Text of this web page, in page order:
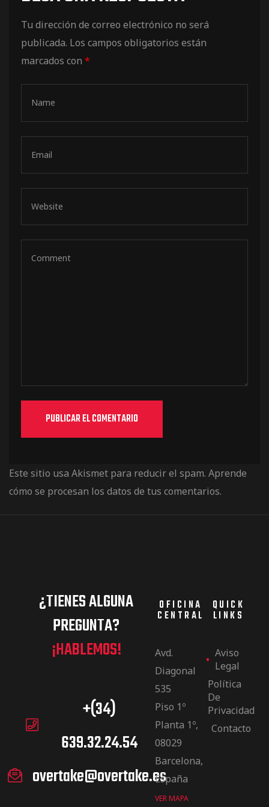
Tu dirección de correo electrónico no será
publicada. Los campos obligatorios están
marcados con *
Este sitio usa Akismet para reducir el spam. Aprende
cómo se procesan los datos de tus comentarios.
¿TIENES ALGUNA
PREGUNTA?
¡HABLEMOS!
+(34)
639.32.24.54
overtake@overtake.es
OFICINA
CENTRAL
Avd.
Diagonal
535
Piso 1º
Planta 1º,
08029
Barcelona,
España
VER MAPA
QUICK
LINKS
Aviso
Legal
Política
De
Privacidad
Contacto